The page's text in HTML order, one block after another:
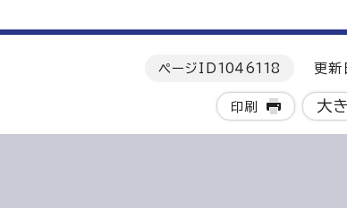
ページID 1046118 更新
印刷 大